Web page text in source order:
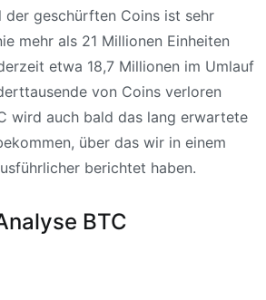
der geschürften Coins ist sehr
mehr als 21 Millionen Einheiten
etwa 18,7 Millionen im Umlauf
von Coins verloren
wird auch bald das lang erwartete
über das wir in einem
berichtet haben.
BTC